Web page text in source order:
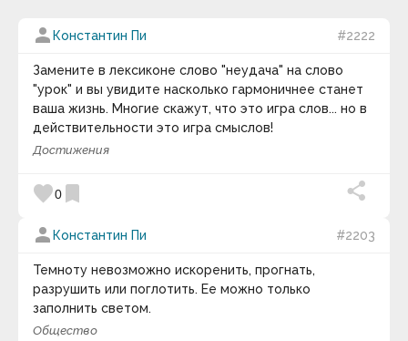
Август фон Платен
Авиценна
Авл Корнелий Цельс
Авраам Линкольн
Аврелий Августин
Адам Смит
Адам Франк
Адриана Трижиани
Азим Премджи
Алан Брэдли
Алан Малалли
Алекс Фергюсен
Александр Блок
Александр Васильевич Круглов
Александр Васильевич Суворов
person Константин Пи #2222
Замените в лексиконе слово "неудача" на слово
"урок" и вы увидите насколько гармоничнее станет
ваша жизнь. Многие скажут, что это игра слов... но в
действительности это игра смыслов!
Достижения
favorite0 bookmark
person Константин Пи #2203
Темноту невозможно искоренить, прогнать,
разрушить или поглотить. Ее можно только
заполнить светом.
Общество
Мир существует для человека, человек живет для
мира.
keyboard_arrow_down
Термин дня
Философия истории— раздел философии,
призванный ответить на вопросы об объективных
смысле исторического процесса, о путях
истории, о возможностях обретения
Категория:Философия истории.